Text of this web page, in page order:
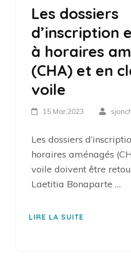
Les dossiers
d’inscription
à horaires
(CHA) et en
voile
15 Mar,2023
Les dossiers
horaires aménagés
voile doivent être
Laetitia Bonaparte …
LIRE LA SUITE